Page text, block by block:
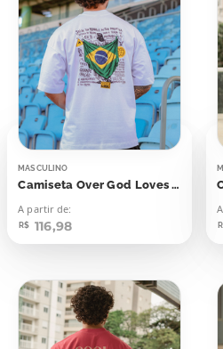
MASCULINO
Camiseta Over God Loves Brazil
A partir de:
R$ 116,98